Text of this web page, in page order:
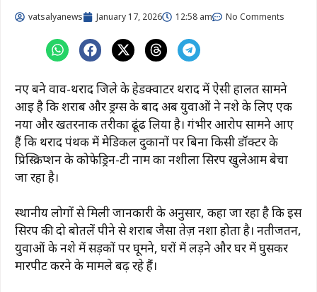
vatsalyanews January 17, 2026 12:58 am No Comments
नए बने वाव-थराद जिले के हेडक्वार्टर थराद में ऐसी हालत सामने
आई है कि शराब और ड्रग्स के बाद अब युवाओं ने नशे के लिए एक
नया और खतरनाक तरीका ढूंढ लिया है। गंभीर आरोप सामने आए
हैं कि थराद पंथक में मेडिकल दुकानों पर बिना किसी डॉक्टर के
प्रिस्क्रिप्शन के कोफेड्रिन-टी नाम का नशीला सिरप खुलेआम बेचा
जा रहा है।
स्थानीय लोगों से मिली जानकारी के अनुसार, कहा जा रहा है कि इस
सिरप की दो बोतलें पीने से शराब जैसा तेज़ नशा होता है। नतीजतन,
युवाओं के नशे में सड़कों पर घूमने, घरों में लड़ने और घर में घुसकर
मारपीट करने के मामले बढ़ रहे हैं।